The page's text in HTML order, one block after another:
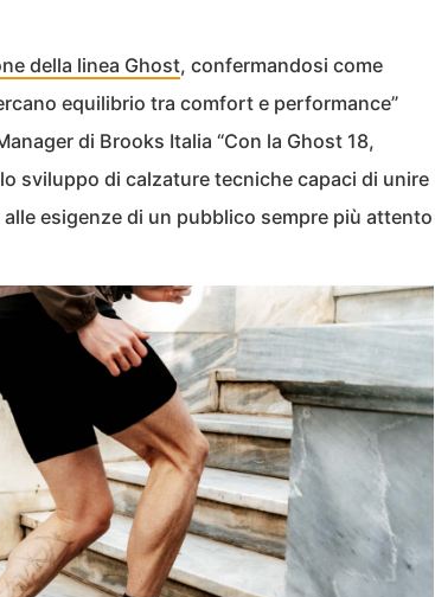
della linea Ghost, confermandosi come
equilibrio tra comfort e performance”
di Brooks Italia “Con la Ghost 18,
sviluppo di calzature tecniche capaci di unire
esigenze di un pubblico sempre più attento